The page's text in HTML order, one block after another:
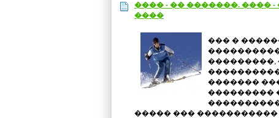
���� - �� �������. ����
����
��� �
���������,
�������
���������
����� ���